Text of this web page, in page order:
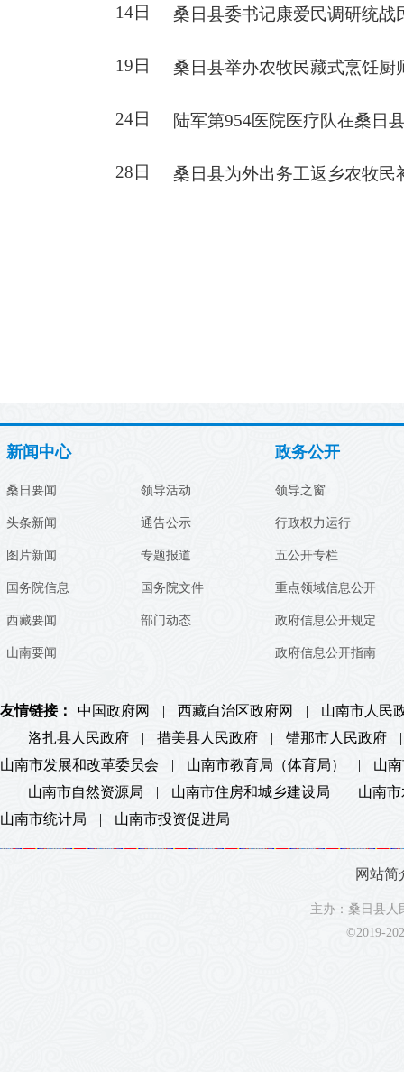
14日 桑日县委书记康爱民调研统战
19日 桑日县举办农牧民藏式烹饪厨
24日 陆军第954医院医疗队在桑日
28日 桑日县为外出务工返乡农牧民
新闻中心
桑日要闻
头条新闻
图片新闻
国务院信息
西藏要闻
山南要闻
领导活动
通告公示
专题报道
国务院文件
部门动态
政务公开
领导之窗
行政权力运行
五公开专栏
重点领域信息公开
政府信息公开规定
政府信息公开指南
友情链接： 中国政府网 | 西藏自治区政府网 |
山南市人民
|
洛扎县人民政府 | 措美县人民政府 | 错那市人民政府
|
山南市发展和改革委员会
| 山南市教育局（体育局） |
山
|
山南市自然资源局 | 山南市住房和城乡建设局 |
山南
山南市统计局
| 山南市投资促进局
网站简
主办：桑日县
©2019-